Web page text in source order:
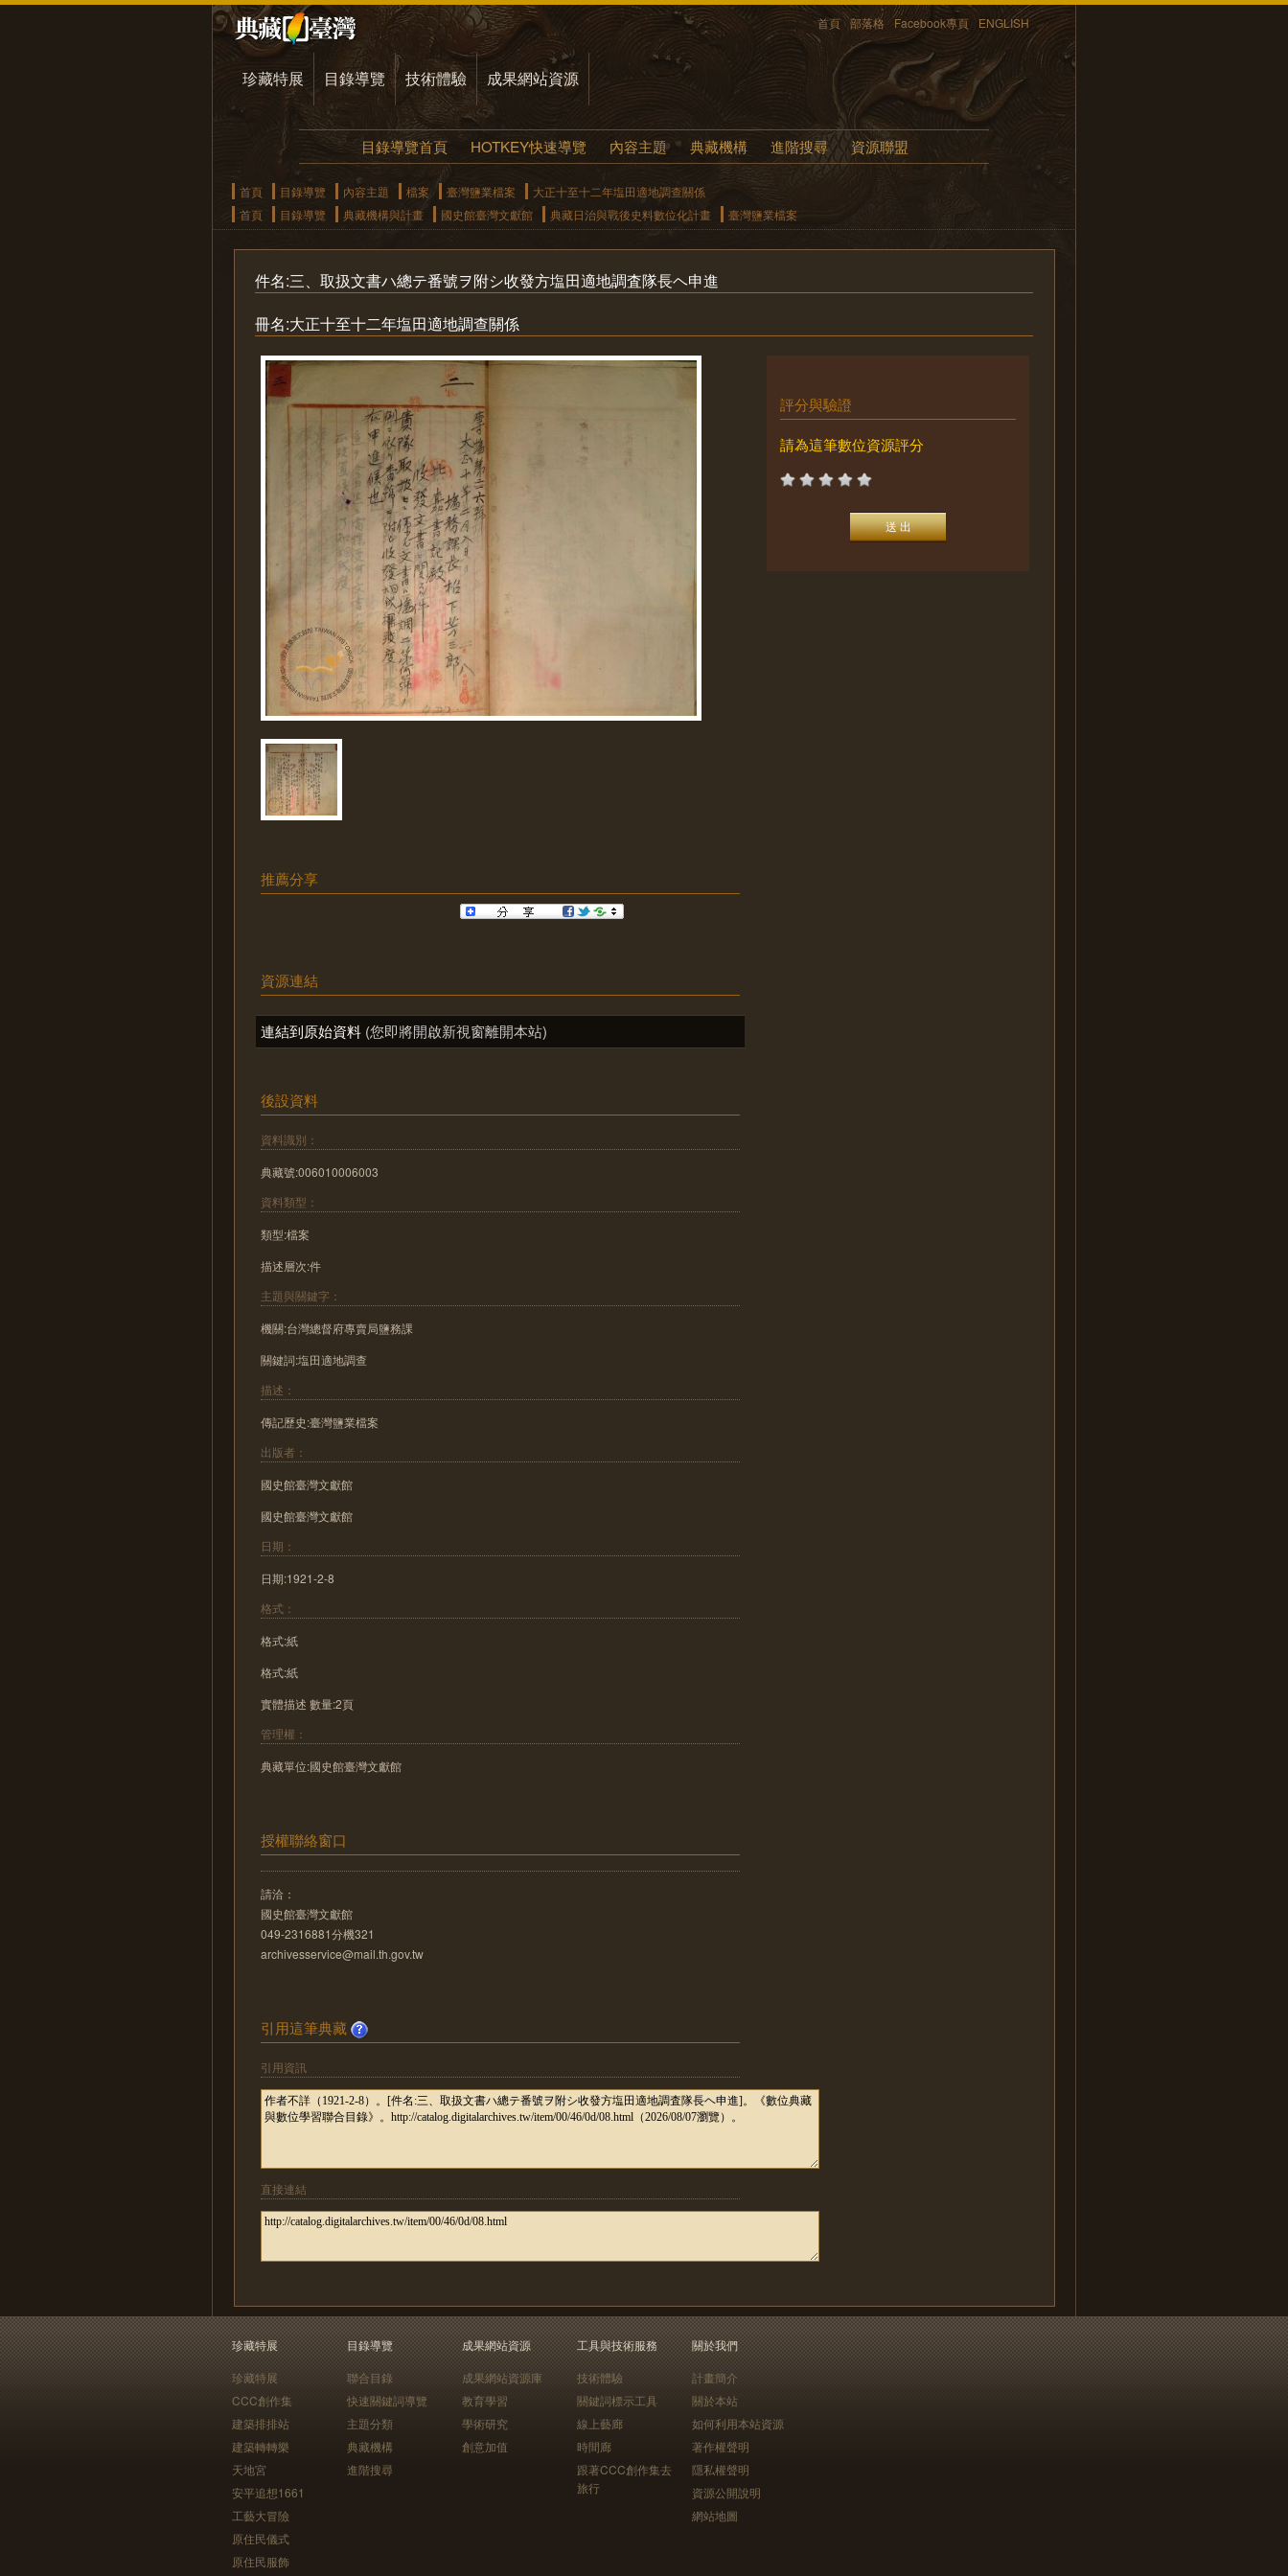
首頁 部落格 Facebook專頁 ENGLISH
珍藏特展 目錄導覽 技術體驗 成果網站資源
目錄導覽首頁 HOTKEY快速導覽 內容主題 典藏機構 進階搜尋 資源聯盟
首頁 目錄導覽 內容主題 檔案 臺灣鹽業檔案
大正十至十二年塩田適地調查關係
首頁
目錄導覽 典藏機構與計畫 國史館臺灣文獻館 典藏日治與戰後史料數位化計畫 臺灣鹽業檔案
件名:三、取扱文書ハ總テ番號ヲ附シ收發方塩田適地調査隊長ヘ申進
冊名:大正十至十二年塩田適地調查關係
推薦分享
資源連結
連結到原始資料 (您即將開啟新視窗離開本站)
後設資料
資料識別：
典藏號:006010006003
資料類型：
類型:檔案
描述層次:件
主題與關鍵字：
機關:台灣總督府專賣局鹽務課
關鍵詞:塩田適地調查
描述：
傳記歷史:臺灣鹽業檔案
出版者：
國史館臺灣文獻館
國史館臺灣文獻館
日期：
日期:1921-2-8
格式：
格式:紙
格式:紙
實體描述 數量:2頁
管理權：
典藏單位:國史館臺灣文獻館
授權聯絡窗口
請洽：
國史館臺灣文獻館
049-2316881分機321
archivesservice@mail.th.gov.tw
引用這筆典藏
引用資訊
直接連結
評分與驗證
請為這筆數位資源評分
珍藏特展
珍藏特展
CCC創作集
建築排排站
建築轉轉樂
天地宮
安平追想1661
工藝大冒險
原住民儀式
原住民服飾
目錄導覽
聯合目錄
快速關鍵詞導覽
主題分類
典藏機構
進階搜尋
成果網站資源
成果網站資源庫
教育學習
學術研究
創意加值
工具與技術服務
技術體驗
關鍵詞標示工具
線上藝廊
時間廊
跟著CCC創作集去
旅行
關於我們
計畫簡介
關於本站
如何利用本站資源
著作權聲明
隱私權聲明
資源公開說明
網站地圖